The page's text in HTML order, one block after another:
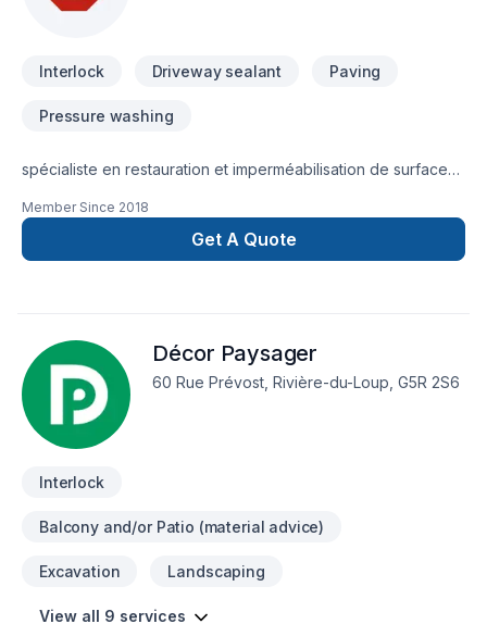
Interlock Driveway sealant Paving
Pressure washing
spécialiste en restauration et imperméabilisation de surfaces
,solage,planché,balcon, pavé unis ,Quartz,
Member Since 2018
Get A Quote
Décor Paysager
60 Rue Prévost, Rivière-du-Loup, G5R 2S6
Interlock
Balcony and/or Patio (material advice)
Excavation Landscaping
View all 9 services